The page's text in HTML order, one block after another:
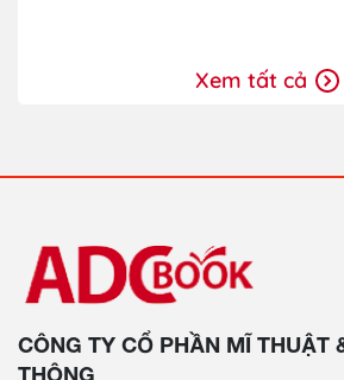
Xem tất cả
CÔNG TY CỔ PHẦN MĨ THUẬT
THÔNG